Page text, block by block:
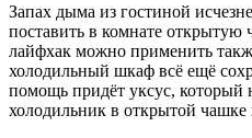
Запах дыма из гостиной
поставить в комнате открытую
лайфхак можно применить
холодильный шкаф всё ещё
помощь придёт уксус, который
холодильник в открытой чашке